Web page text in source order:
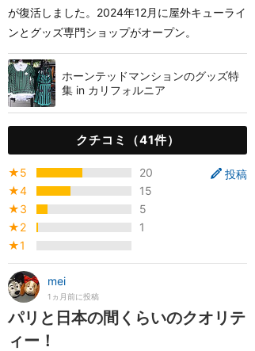
が復活しました。2024年12月に屋外キューライ
ンとグッズ専門ショップがオープン。
ホーンテッドマンションのグッズ特
集 in カリフォルニア
クチコミ（41件）
投稿
★5
20
★4
15
★3
5
★2
1
★1
mei
1ヵ月前に投稿
パリと日本の間くらいのクオリテ
ィー！